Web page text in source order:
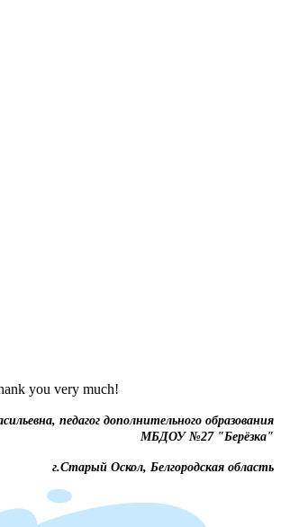
you very much!
педагог дополнительного образования
МБДОУ №27 "Берёзка"
г.Старый Оскол, Белгородская область